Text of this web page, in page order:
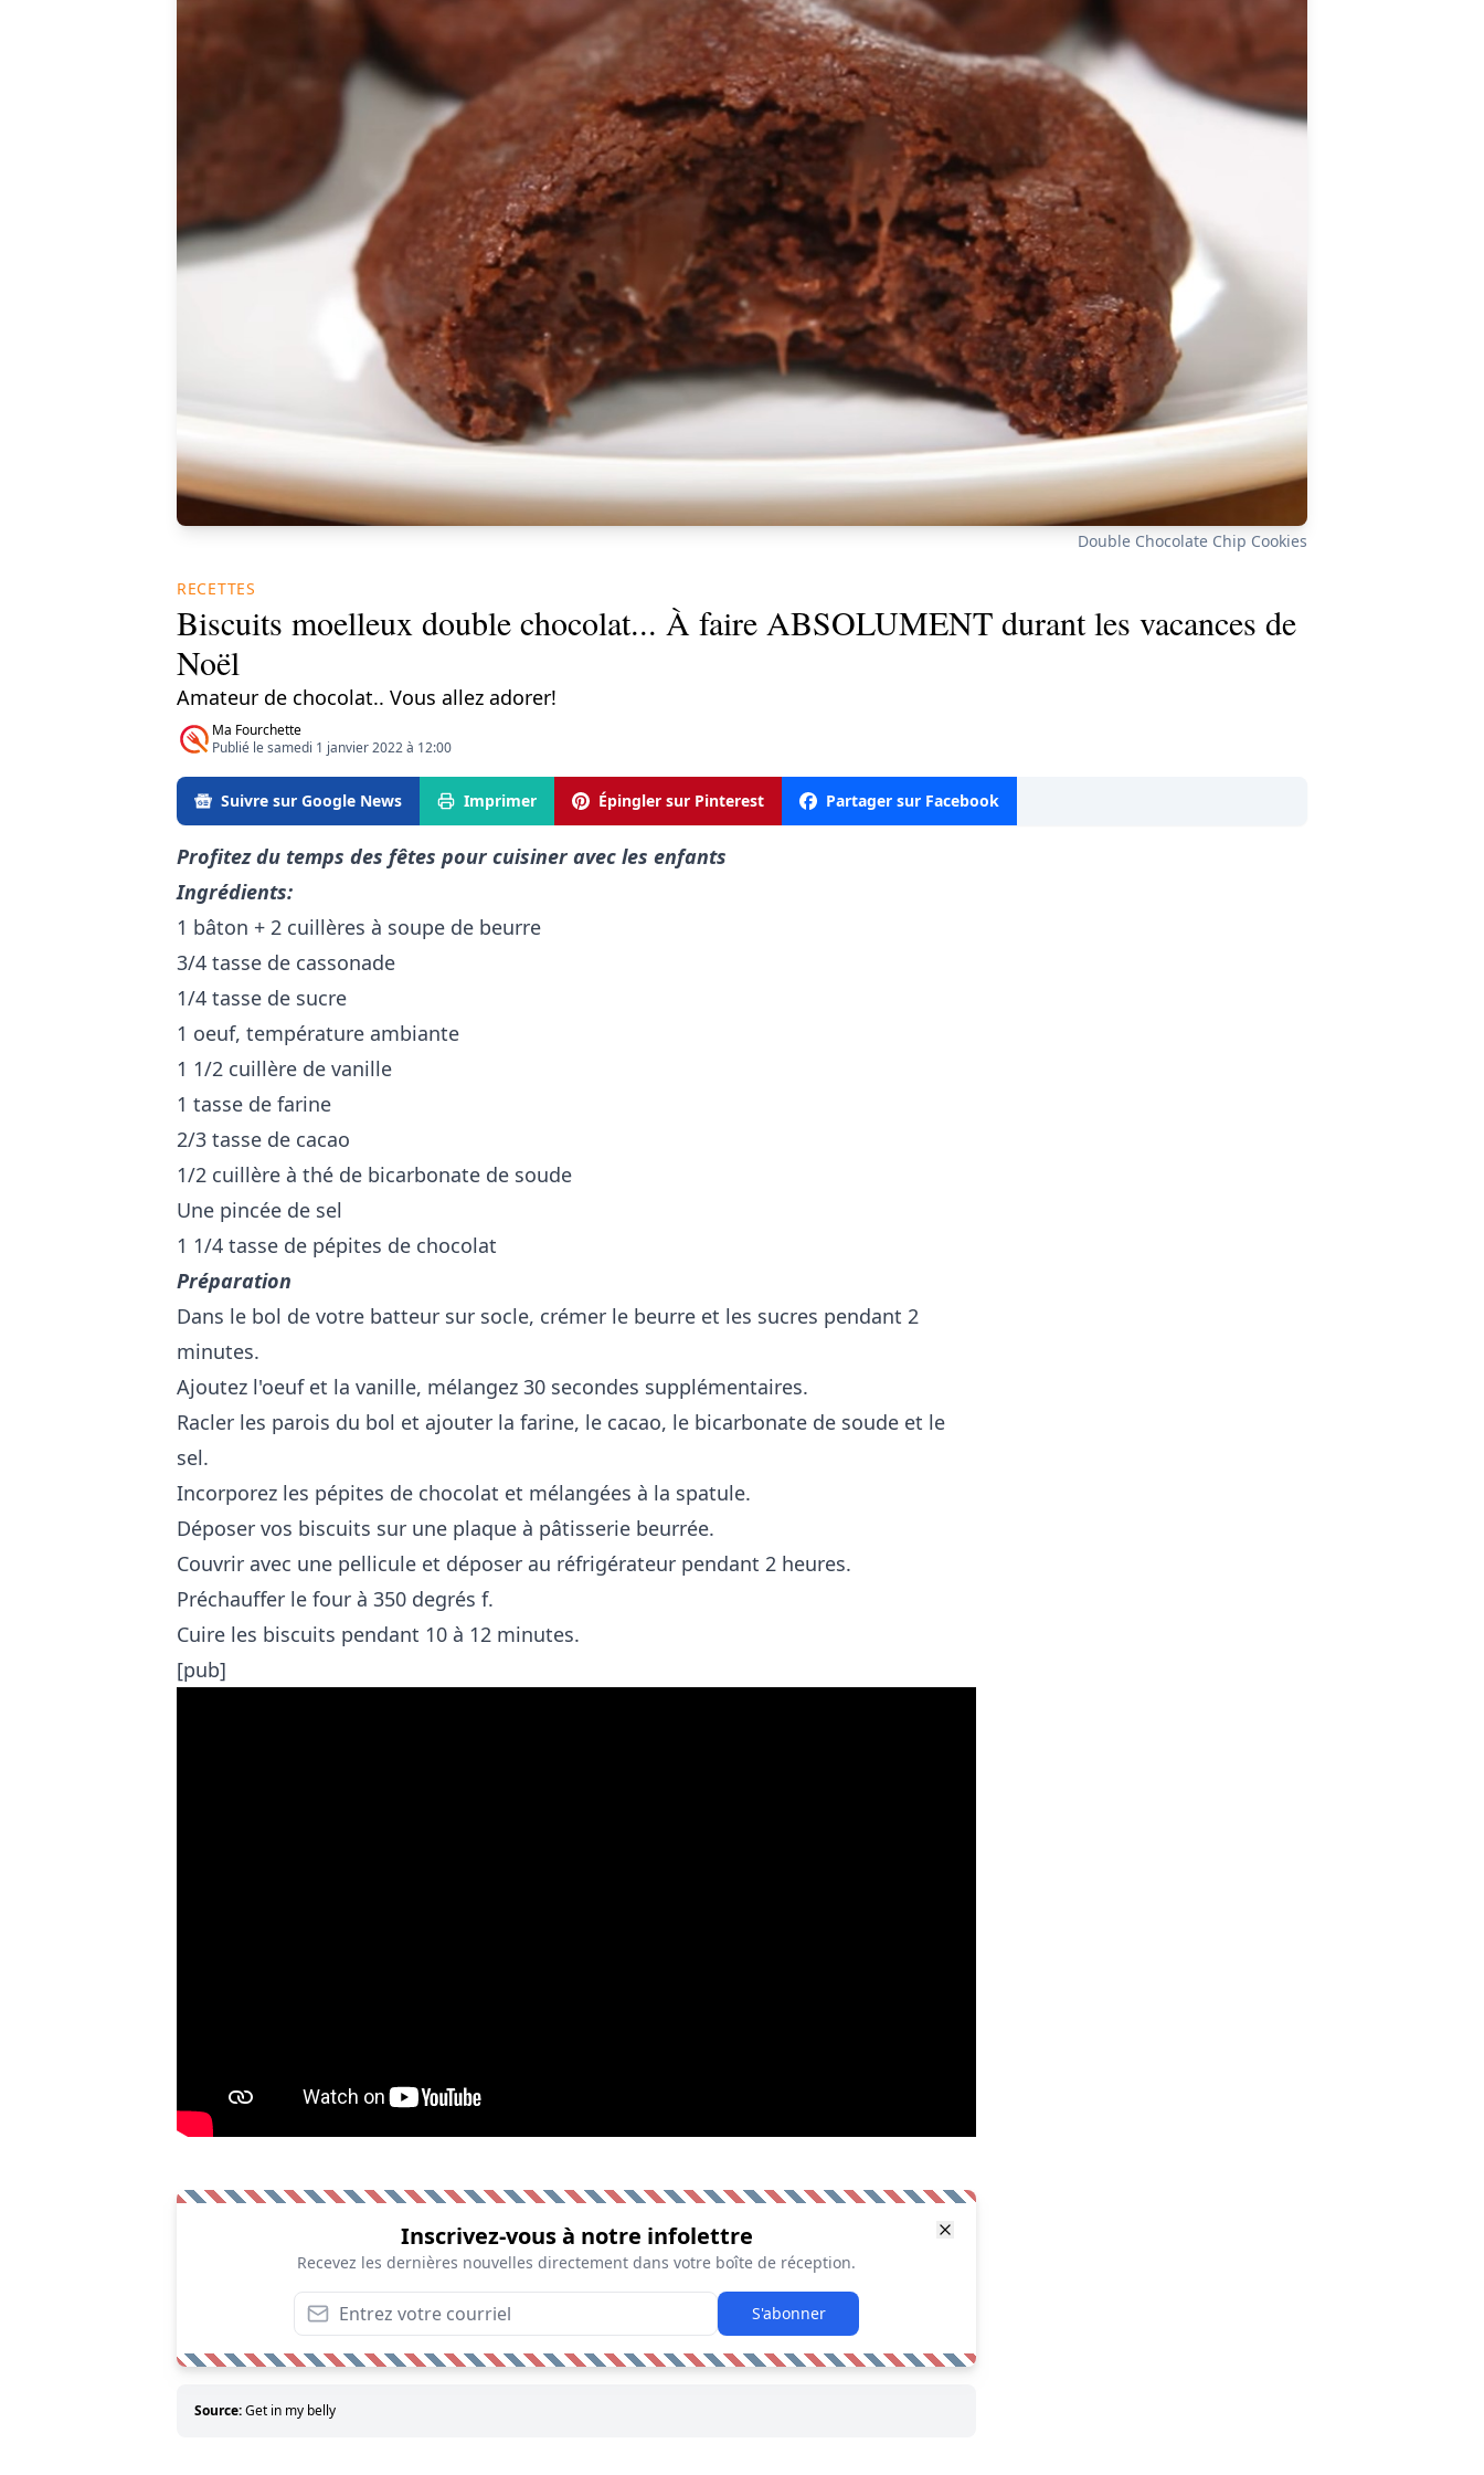
Double Chocolate Chip Cookies
RECETTES
Biscuits moelleux double chocolat... À faire ABSOLUMENT durant les vacances de
Noël
Amateur de chocolat.. Vous allez adorer!
Ma Fourchette
Publié le samedi 1 janvier 2022 à 12:00
Suivre sur Google News Imprimer Épingler sur Pinterest Partager sur Facebook
Profitez du temps des fêtes pour cuisiner avec les enfants
Ingrédients:
1 bâton + 2 cuillères à soupe de beurre
3/4 tasse de cassonade
1/4 tasse de sucre
1 oeuf, température ambiante
1 1/2 cuillère de vanille
1 tasse de farine
2/3 tasse de cacao
1/2 cuillère à thé de bicarbonate de soude
Une pincée de sel
1 1/4 tasse de pépites de chocolat
Préparation
Dans le bol de votre batteur sur socle, crémer le beurre et les sucres pendant 2
minutes.
Ajoutez l'oeuf et la vanille, mélangez 30 secondes supplémentaires.
Racler les parois du bol et ajouter la farine, le cacao, le bicarbonate de soude et le
sel.
Incorporez les pépites de chocolat et mélangées à la spatule.
Déposer vos biscuits sur une plaque à pâtisserie beurrée.
Couvrir avec une pellicule et déposer au réfrigérateur pendant 2 heures.
Préchauffer le four à 350 degrés f.
Cuire les biscuits pendant 10 à 12 minutes.
[pub]
Inscrivez-vous à notre infolettre
Recevez les dernières nouvelles directement dans votre boîte de réception.
S'abonner
Source:Get in my belly